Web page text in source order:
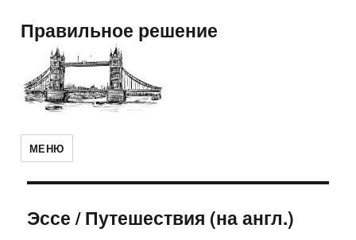
Правильное решение
МЕНЮ
Эссе/Путешествия (на англ.)